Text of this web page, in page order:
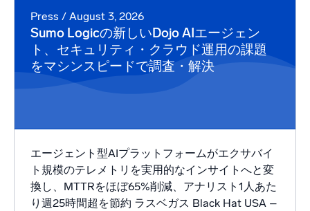
AI/ML 搭載
独自アルゴリズム、機械学習、生成AI
インテリジェントセキュリティ運用
セキュリティ用ログ
強力なログ可視化でクラウドセキュリティを解放
ダイナミックオブザーバビリティ
Press / August 3, 2026
Sumo Logicの新しいDojo AIエージェン
ト、セキュリティ・クラウド運用の課題
をマシンスピードで調査・解決
エージェント型AIプラットフォームがエクサバイ
ト規模のテレメトリを実用的なインサイトへと変
換し、MTTRをほぼ65%削減、アナリスト1人あた
り週25時間超を節約 ラスベガス Black Hat USA –